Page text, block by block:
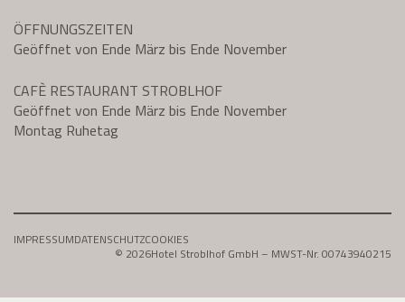
ÖFFNUNGSZEITEN
Geöffnet von Ende März bis Ende November
CAFÈ RESTAURANT STROBLHOF
Geöffnet von Ende März bis Ende November
Montag Ruhetag
IMPRESSUMDATENSCHUTZCOOKIES
© 2026Hotel Stroblhof GmbH – MWST-Nr. 00743940215